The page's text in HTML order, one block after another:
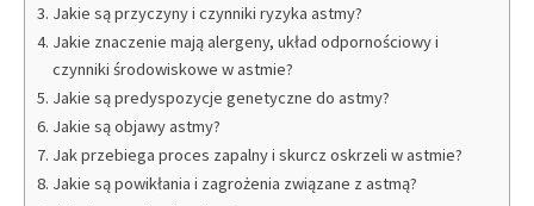
Jakie są przyczyny i czynniki ryzyka astmy?
Jakie znaczenie mają alergeny, układ odpornościowy i
czynniki środowiskowe w astmie?
Jakie są predyspozycje genetyczne do astmy?
Jakie są objawy astmy?
Jak przebiega proces zapalny i skurcz oskrzeli w astmie?
Jakie są powikłania i zagrożenia związane z astmą?